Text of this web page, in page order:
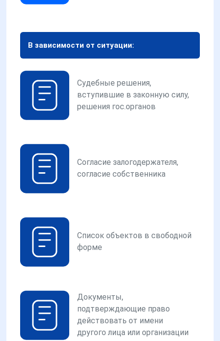
В зависимости от ситуации:
Судебные решения,
вступившие в законную силу,
решения гос.органов
Согласие залогодержателя,
согласие собственника
Список объектов в свободной
форме
Документы,
подтверждающие право
действовать от имени
другого лица или организации